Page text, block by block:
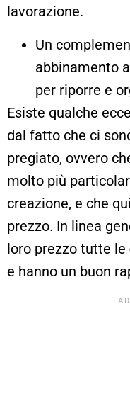
lavorazione.
Un
abbinamento
per riporre e
Esiste qualche
dal fatto che ci
pregiato, ovvero
molto più
creazione, e che
prezzo. In linea
loro prezzo tutte le
e hanno un buon